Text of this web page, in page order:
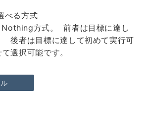
べる方式
方式。 前者は目標に達し
後者は目標に達して初めて実行可
選択可能です。